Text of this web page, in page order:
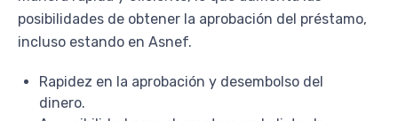
posibilidades de obtener la aprobación del préstamo,
incluso estando en Asnef.
Rapidez en la aprobación y desembolso del
dinero.